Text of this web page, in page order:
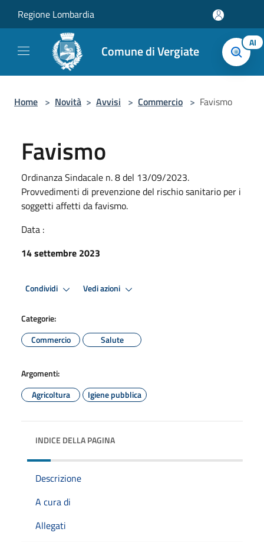
Regione Lombardia
Comune di Vergiate AI
Home > Novità > Avvisi > Commercio > Favismo
Favismo
Ordinanza Sindacale n. 8 del 13/09/2023.
Provvedimenti di prevenzione del rischio sanitario per i
soggetti affetti da favismo.
Data :
14 settembre 2023
Condividi Vedi azioni
Categorie:
Commercio
Salute
Argomenti:
Agricoltura
Igiene pubblica
INDICE DELLA PAGINA
Descrizione
A cura di
Allegati